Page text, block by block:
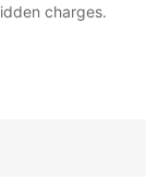
charges.